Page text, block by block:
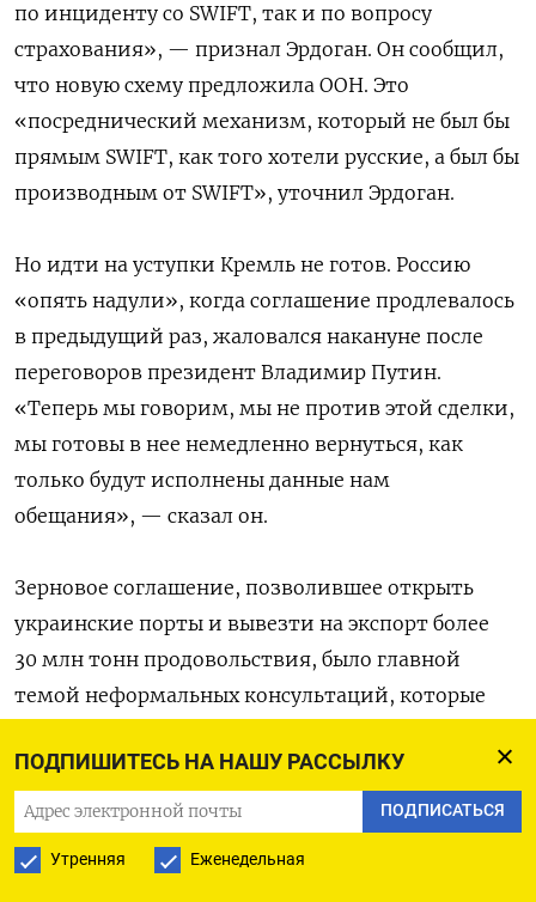
ПОДПИШИТЕСЬ НА НАШУ РАССЫЛКУ
ПОДПИСАТЬСЯ
Утренняя Еженедельная
по инциденту со SWIFT, так и по вопросу
страхования», — признал Эрдоган. Он сообщил,
что новую схему предложила ООН. Это
«посреднический механизм, который не был бы
прямым SWIFT, как того хотели русские, а был бы
производным от SWIFT», уточнил Эрдоган.
Но идти на уступки Кремль не готов. Россию
«опять надули», когда соглашение продлевалось
в предыдущий раз, жаловался накануне после
переговоров президент Владимир Путин.
«Теперь мы говорим, мы не против этой сделки,
мы готовы в нее немедленно вернуться, как
только будут исполнены данные нам
обещания», — сказал он.
Зерновое соглашение, позволившее открыть
украинские порты и вывезти на экспорт более
30 млн тонн продовольствия, было главной
темой неформальных консультаций, которые
Эрдоган, рассказал The Moscow Times инсайдер,
близкий к МИД РФ.
«Если ее (сделку. — ТМТ) не восстановить,